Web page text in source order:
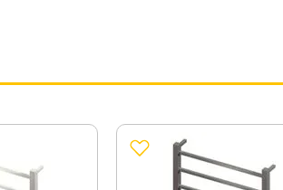
de energia dos dois lados;